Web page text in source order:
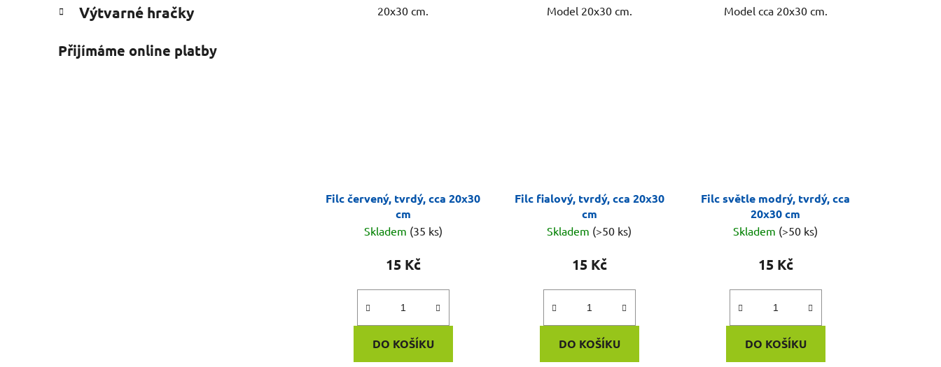
Výtvarné hračky
Přijímáme online platby
20x30 cm.
Model 20x30 cm.
Model cca 20x30 cm.
Filc červený, tvrdý, cca 20x30
cm
Skladem (35 ks)
15 Kč
DO KOŠÍKU
Filc fialový, tvrdý, cca 20x30
cm
Skladem (>50 ks)
15 Kč
DO KOŠÍKU
Filc světle modrý, tvrdý, cca
20x30 cm
Skladem (>50 ks)
15 Kč
DO KOŠÍKU